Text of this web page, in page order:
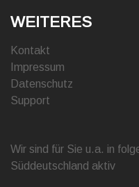
WEITERES
Kontakt
Impressum
Datenschutz
Support
Wir sind für Sie u.a. in
Süddeutschland aktiv